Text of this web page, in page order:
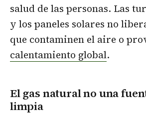
salud de las personas. Las
y los paneles solares no
que contaminen el aire o
calentamiento global.
El gas natural no una
limpia